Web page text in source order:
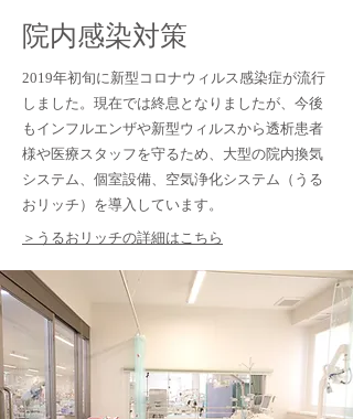
院内感染対策
2019年初旬に新型コロナウィルス感染症が流行
しました。現在では終息となりましたが、今後
もインフルエンザや新型ウィルスから透析患者
様や医療スタッフを守るため、大型の院内換気
システム、個室設備、空気浄化システム（うる
おリッチ）を導入しています。
＞うるおリッチの詳細はこちら